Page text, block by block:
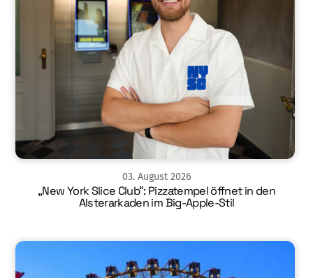
03. August 2026
„New York Slice Club“: Pizzatempel öffnet in den
Alsterarkaden im Big-Apple-Stil